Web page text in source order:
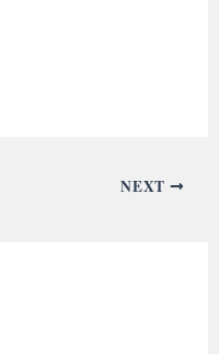
NEXT